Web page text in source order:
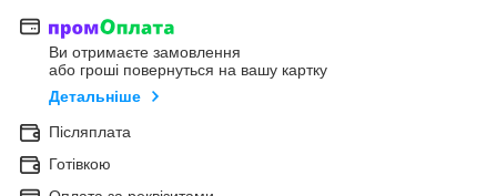
Ви отримаєте замовлення
або гроші повернуться на вашу картку
Детальніше
Післяплата
Готівкою